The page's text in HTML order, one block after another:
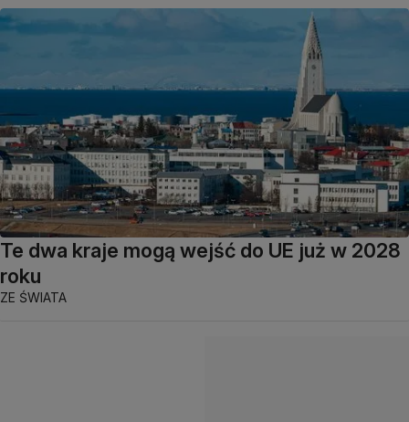
Te dwa kraje mogą wejść do UE już w 2028
roku
ZE ŚWIATA